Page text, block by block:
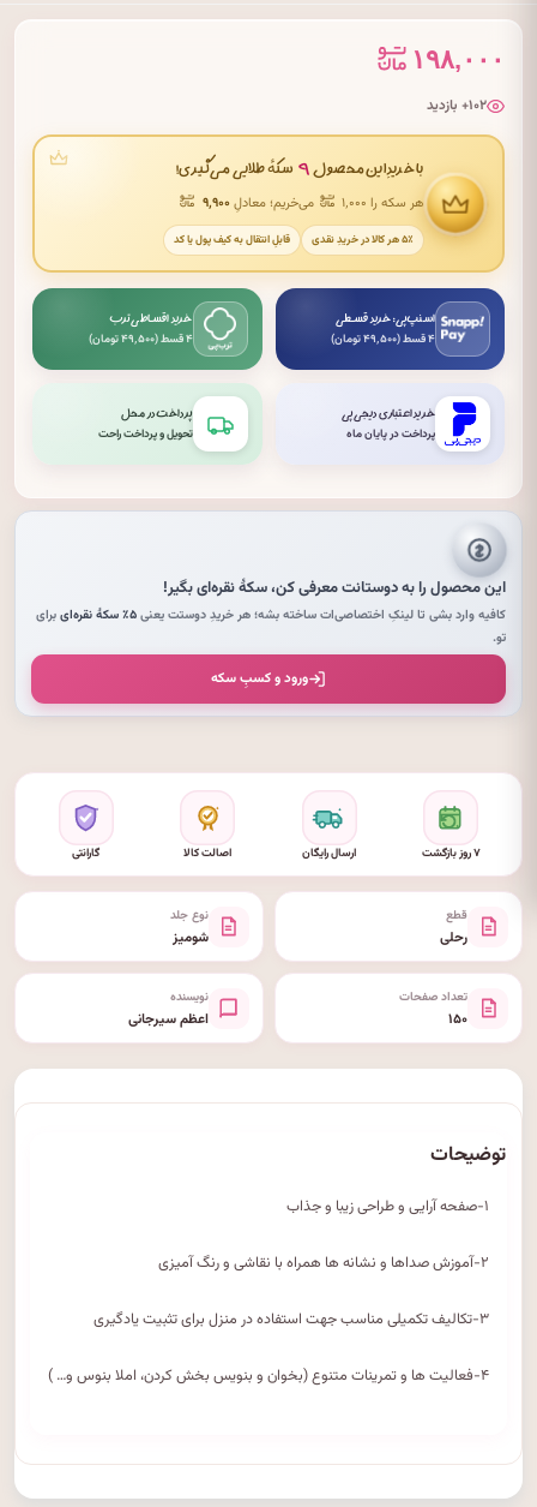
۱۹۸,۰۰۰
۱۰۲+ بازدید
با خریدِ این محصول ۹ سکهٔ طلایی می‌گیری!
هر سکه را ۱٬۰۰۰ می‌خریم؛ معادلِ۹٬۹۰۰
۵٪ هر کالا در خریدِ نقدی قابلِ انتقال به کیف پول یا کد
اسنپ‌پی: خرید قسطی
۴ قسط (۴۹٬۵۰۰ تومان)
خرید اقساطی ترب
۴ قسط (۴۹٬۵۰۰ تومان)
خرید اعتباری دیجی‌پی
پرداخت در پایان ماه
پرداخت در محل
تحویل و پرداخت راحت
این محصول را به دوستانت معرفی کن،سکهٔ نقره‌ایبگیر!
کافیه وارد بشی تا لینکِ اختصاصی‌ات ساخته بشه؛ هر خریدِ دوستت یعنی۵٪ سکهٔ نقره‌ای
برای
تو.
ورود و کسبِ سکه
۷ روز بازگشت ارسال رایگان اصالت کالا گارانتی
قطع
رحلی
نوع جلد
شومیز
تعداد صفحات
۱۵۰
نویسنده
اعظم سیرجانی
توضیحات
۱-صفحه آرایی و طراحی زیبا و جذاب
۲-آموزش صداها و نشانه ها همراه با نقاشی و رنگ آمیزی
۳-تکالیف تکمیلی مناسب جهت استفاده در منزل برای تثبیت یادگیری
۴-فعالیت ها و تمرینات متنوع (بخوان و بنویس بخش کردن، املا بنوس و… )